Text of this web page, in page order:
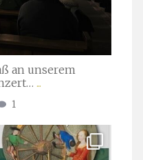
an unserem
...
1